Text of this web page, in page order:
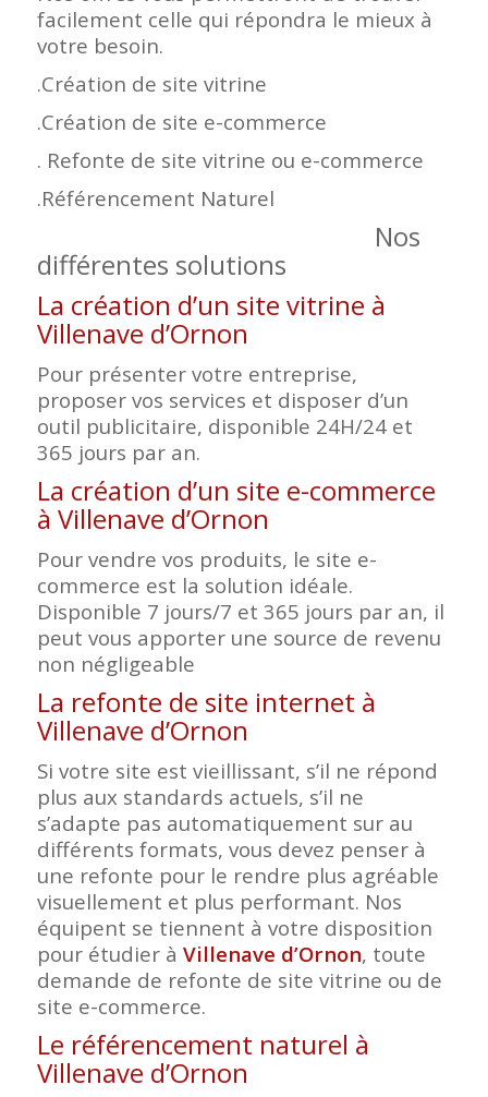
facilement celle qui répondra le mieux à
votre besoin.
.Création de site vitrine
.Création de site e-commerce
. Refonte de site vitrine ou e-commerce
.Référencement Naturel
Nos
différentes solutions
La création d’un site vitrine à
Villenave d’Ornon
Pour présenter votre entreprise,
proposer vos services et disposer d’un
outil publicitaire, disponible 24H/24 et
365 jours par an.
La création d’un site e-commerce
à Villenave d’Ornon
Pour vendre vos produits, le site e-
commerce est la solution idéale.
Disponible 7 jours/7 et 365 jours par an, il
peut vous apporter une source de revenu
non négligeable
La refonte de site internet à
Villenave d’Ornon
Si votre site est vieillissant, s’il ne répond
plus aux standards actuels, s’il ne
s’adapte pas automatiquement sur au
différents formats, vous devez penser à
une refonte pour le rendre plus agréable
visuellement et plus performant. Nos
équipent se tiennent à votre disposition
pour étudier à Villenave d’Ornon, toute
demande de refonte de site vitrine ou de
site e-commerce.
Le référencement naturel à
Villenave d’Ornon